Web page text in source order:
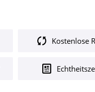
Kostenlose